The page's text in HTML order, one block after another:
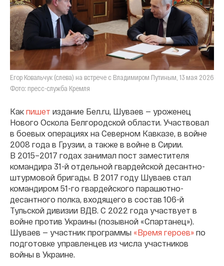
Егор Ковальчук (слева) на встрече с Владимиром Путиным, 13 мая 2026
Фото: пресс-служба Кремля
Как пишет издание Бел.ru, Шуваев — уроженец
Нового Оскола Белгородской области. Участвовал
в боевых операциях на Северном Кавказе, в войне
2008 года в Грузии, а также в войне в Сирии.
В 2015–2017 годах занимал пост заместителя
командира 31-й отдельной гвардейской десантно-
штурмовой бригады. В 2017 году Шуваев стал
командиром 51-го гвардейского парашютно-
десантного полка, входящего в состав 106-й
Тульской дивизии ВДВ. С 2022 года участвует в
войне против Украины (позывной «Спартанец»).
Шуваев — участник программы «Время героев» по
подготовке управленцев из числа участников
войны в Украине.